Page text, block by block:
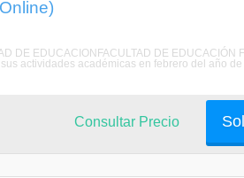
DE EDUCACIONFACULTAD DE EDUCACIÓN
actividades académicas en febrero del año
Consultar Precio